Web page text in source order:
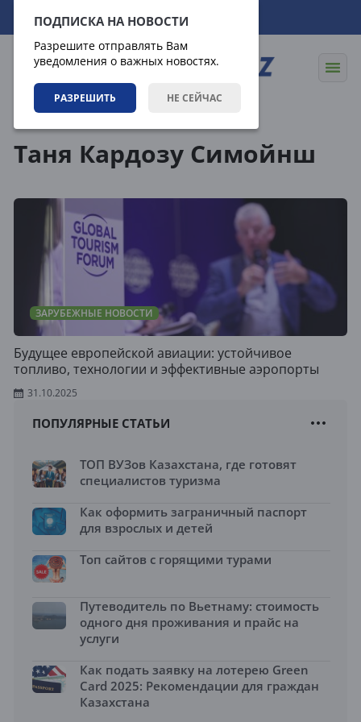
ПОДПИСКА НА НОВОСТИ
Разрешите отправлять Вам
уведомления о важных новостях.
РАЗРЕШИТЬ НЕ СЕЙЧАС
08.08.2026 22:18:33
Таня Кардозу Симойнш
ЗАРУБЕЖНЫЕ НОВОСТИ
Будущее европейской авиации: устойчивое
топливо, технологии и эффективные аэропорты
31.10.2025
ПОПУЛЯРНЫЕ СТАТЬИ
ТОП ВУЗов Казахстана, где готовят
специалистов туризма
Как оформить заграничный паспорт
для взрослых и детей
Топ сайтов с горящими турами
Путеводитель по Вьетнаму: стоимость
одного дня проживания и прайс на
услуги
Как подать заявку на лотерею Green
Card 2025: Рекомендации для граждан
Казахстана